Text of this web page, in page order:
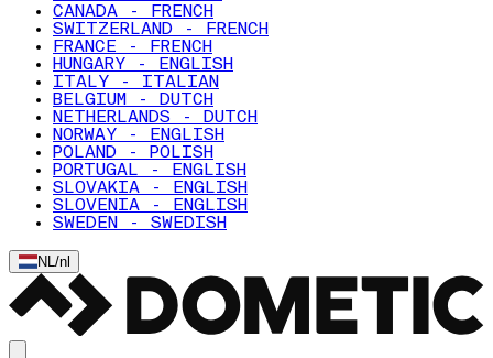
CANADA - FRENCH
SWITZERLAND - FRENCH
FRANCE - FRENCH
HUNGARY - ENGLISH
ITALY - ITALIAN
BELGIUM - DUTCH
NETHERLANDS - DUTCH
NORWAY - ENGLISH
POLAND - POLISH
PORTUGAL - ENGLISH
SLOVAKIA - ENGLISH
SLOVENIA - ENGLISH
SWEDEN - SWEDISH
NL/nl